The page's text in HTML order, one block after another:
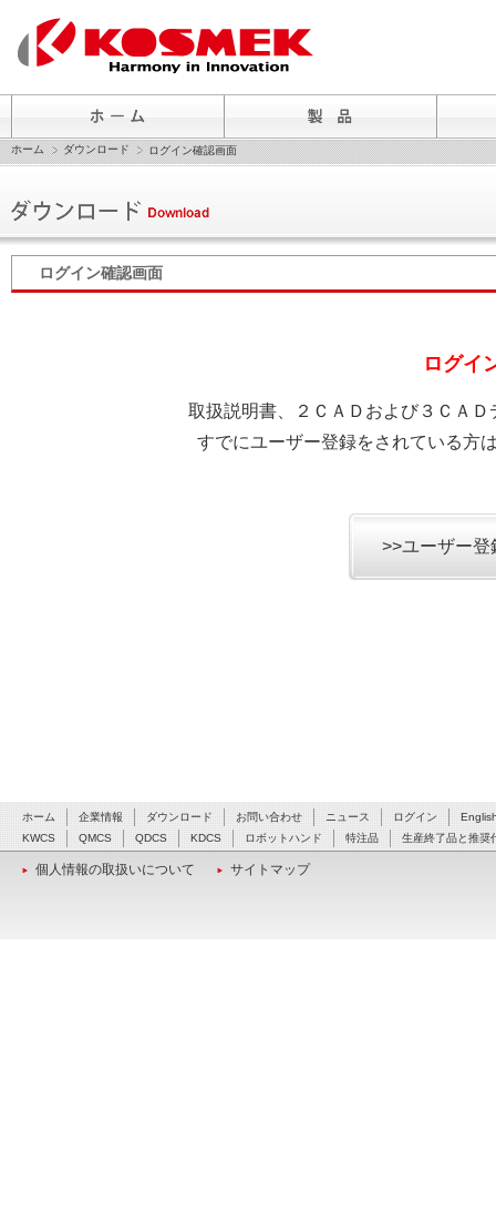
ホーム ダウンロード ログイン確認画面
ログイン確認画面
ログイ
取扱説明書、２ＣＡＤおよび３ＣＡ
すでにユーザー登録をされている方
>>ユーザー
ホーム 企業情報 ダウンロード お問い合わせ ニュース ログイン
KWCS
QMCS QDCS KDCS ロボットハンド 特注品 生産終了品と推奨
個人情報の取扱いについて サイトマップ